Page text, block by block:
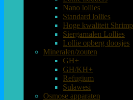
Nano lollies
Standard lollies
Hoge kwaliteit
Siergarnalen Lollies
Lollie opberg doosjes
Mineralen/zouten
GH+
GH/KH+
Refugium
Sulawesi
Osmose apparaten